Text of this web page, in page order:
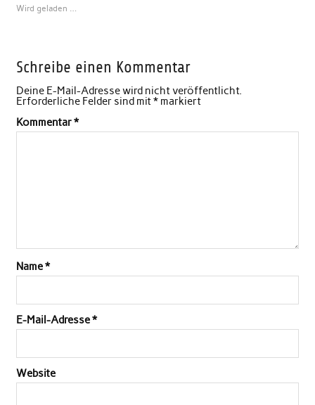
Wird geladen …
Schreibe einen Kommentar
Deine E-Mail-Adresse wird nicht veröffentlicht.
Erforderliche Felder sind mit*markiert
Kommentar*
Name*
E-Mail-Adresse*
Website